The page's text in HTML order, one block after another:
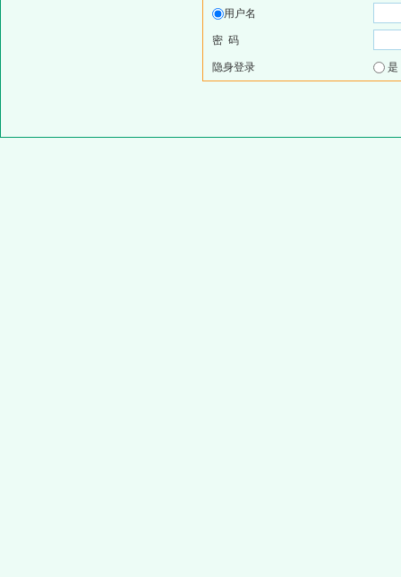
用户名
密 码
隐身登录